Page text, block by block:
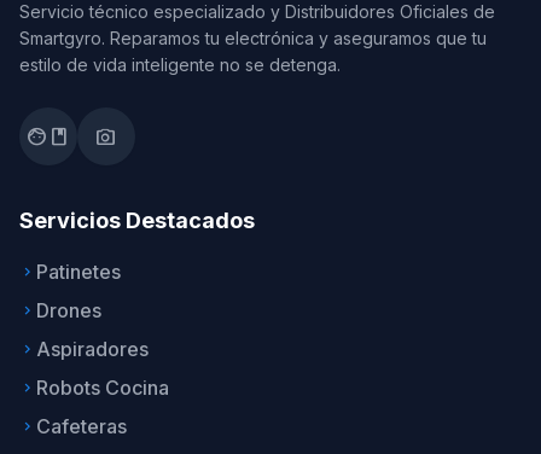
Servicio técnico especializado y Distribuidores Oficiales de
Smartgyro. Reparamos tu electrónica y aseguramos que tu
estilo de vida inteligente no se detenga.
facebook photo_camera
Servicios Destacados
keyboard_arrow_right Patinetes
keyboard_arrow_right Drones
keyboard_arrow_right Aspiradores
keyboard_arrow_right Robots Cocina
keyboard_arrow_right Cafeteras